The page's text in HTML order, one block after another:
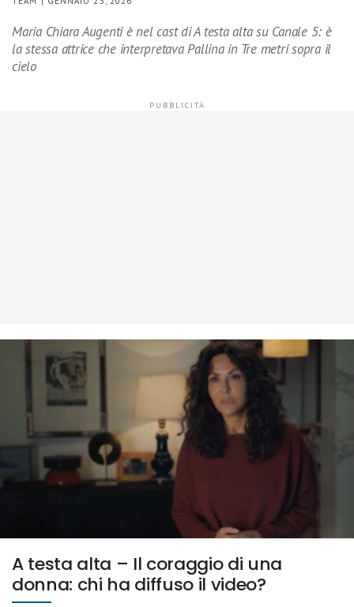
Maria Chiara Augenti è nel cast di A testa alta su Canale 5: è
la stessa attrice che interpretava Pallina in Tre metri sopra il
cielo
A testa alta – Il coraggio di una
donna: chi ha diffuso il video?